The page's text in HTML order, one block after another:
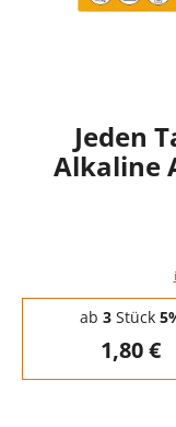
Jeden
Alkaline
Staffelpreise -
ab 3Stück
1,80 €